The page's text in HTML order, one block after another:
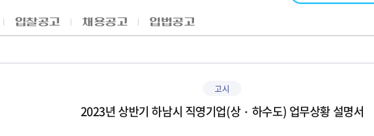
입찰공고 채용공고 입법공고
고시
2023년 상반기 하남시 직영기업(상・하수도) 업무상황 설명서